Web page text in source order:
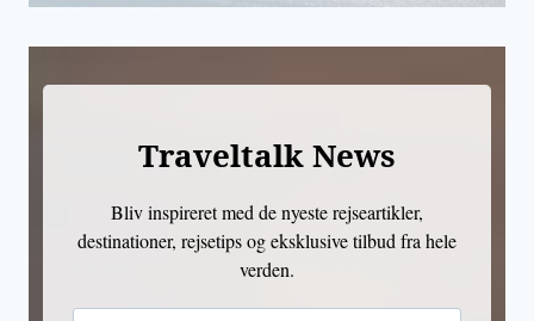
Traveltalk News
Bliv inspireret med de nyeste rejseartikler,
destinationer, rejsetips og eksklusive tilbud fra hele
verden.